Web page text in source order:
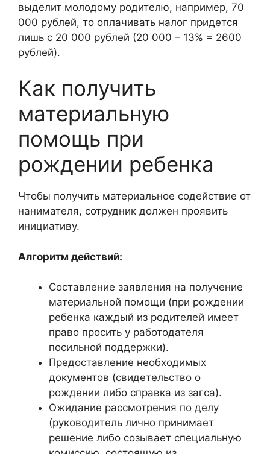
выделит молодому родителю, например, 70
000 рублей, то оплачивать налог придется
лишь с 20 000 рублей (20 000 – 13% = 2600
рублей).
Как получить
материальную
помощь при
рождении ребенка
Чтобы получить материальное содействие от
нанимателя, сотрудник должен проявить
инициативу.
Алгоритм действий:
Составление заявления на получение
материальной помощи (при рождении
ребенка каждый из родителей имеет
право просить у работодателя
посильной поддержки).
Предоставление необходимых
документов (свидетельство о
рождении либо справка из загса).
Ожидание рассмотрения по делу
(руководитель лично принимает
решение либо созывает специальную